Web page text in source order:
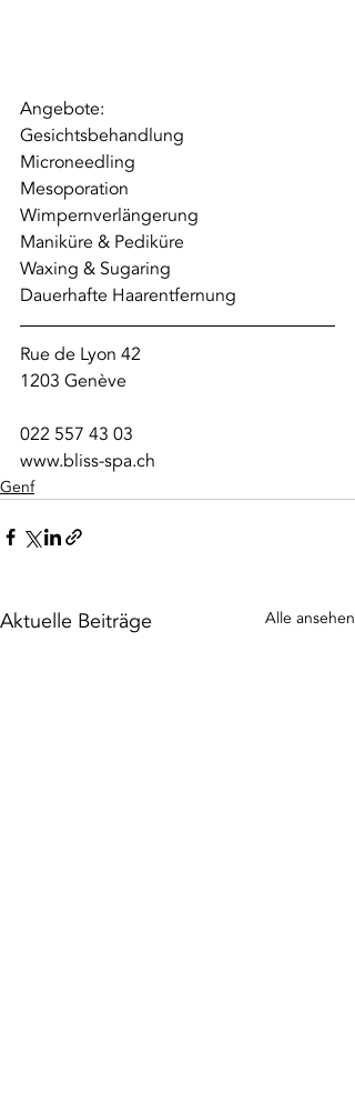
Angebote:
Gesichtsbehandlung
Microneedling
Mesoporation
Wimpernverlängerung
Maniküre & Pediküre
Waxing & Sugaring
Dauerhafte Haarentfernung
Rue de Lyon 42
1203 Genève
022 557 43 03
www.bliss-spa.ch
Genf
Aktuelle Beiträge Alle ansehen